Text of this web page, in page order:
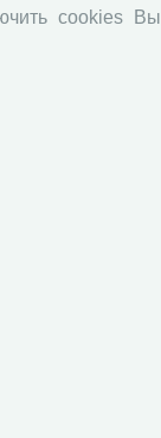
cookies Вы